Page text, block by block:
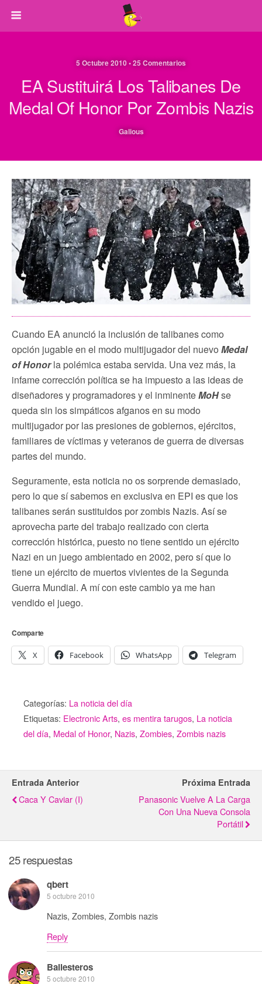
5 Octubre 2010 • 25 Comentarios
EA Sustituirá Los Talibanes De
Medal Of Honor Por Zombis Nazis
Galious
Cuando EA anunció la inclusión de talibanes como
opción jugable en el modo multijugador del nuevo Medal
of Honorla polémica estaba servida. Una vez más, la
infame corrección política se ha impuesto a las ideas de
diseñadores y programadores y el inminenteMoHse
queda sin los simpáticos afganos en su modo
multijugador por las presiones de gobiernos, ejércitos,
familiares de víctimas y veteranos de guerra de diversas
partes del mundo.
Seguramente, esta noticia no os sorprende demasiado,
pero lo que sí sabemos en exclusiva en EPI es que los
talibanes serán sustituidos por zombis Nazis. Así se
aprovecha parte del trabajo realizado con cierta
corrección histórica, puesto no tiene sentido un ejército
Nazi en un juego ambientado en 2002, pero sí que lo
tiene un ejército de muertos vivientes de la Segunda
Guerra Mundial. A mí con este cambio ya me han
vendido el juego.
Comparte
X Facebook WhatsApp Telegram
Categorías: La noticia del día
Etiquetas: Electronic Arts, es mentira tarugos, La noticia
del día, Medal of Honor, Nazis, Zombies, Zombis nazis
Entrada Anterior
Caca Y Caviar (I)
Próxima Entrada
Panasonic Vuelve A La Carga
Con Una Nueva Consola
Portátil
25 respuestas
qbert
5 octubre 2010
Nazis, Zombies, Zombis nazis
Reply
Ballesteros
5 octubre 2010